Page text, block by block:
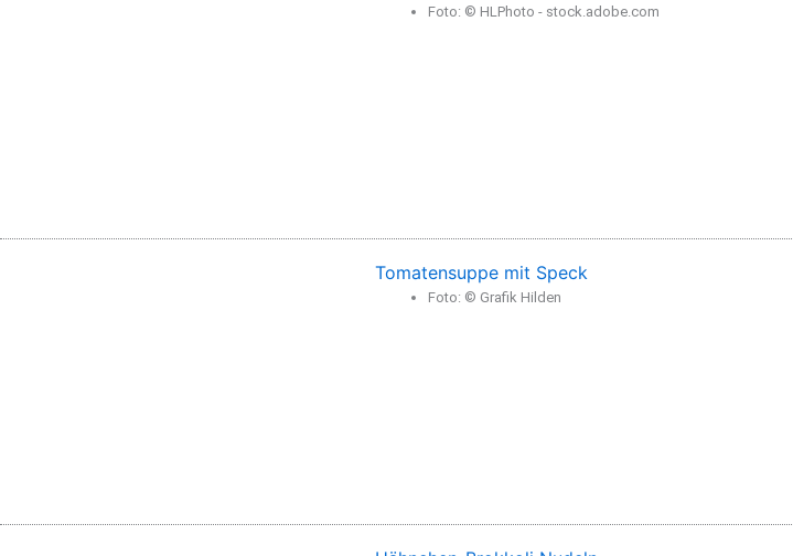
Foto: © HLPhoto - stock.adobe.com
Tomatensuppe mit Speck
Foto: © Grafik Hilden